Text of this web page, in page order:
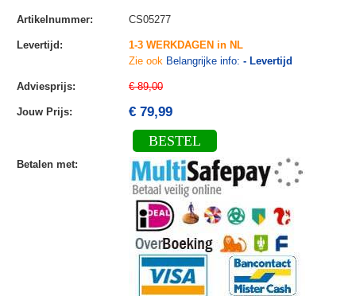
Artikelnummer: CS05277
Levertijd:
1-3 WERKDAGEN in NL
Zie ook Belangrijke info: - Levertijd
Adviesprijs: € 89,00
Jouw Prijs: € 79,99
BESTEL
Betalen met: